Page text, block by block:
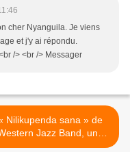
cher Nyanguila. Je viens
et j'y ai répondu.
/> <br /> Messager
Nilikupenda sana » de
Jazz Band, une
interprétation de «Ngai